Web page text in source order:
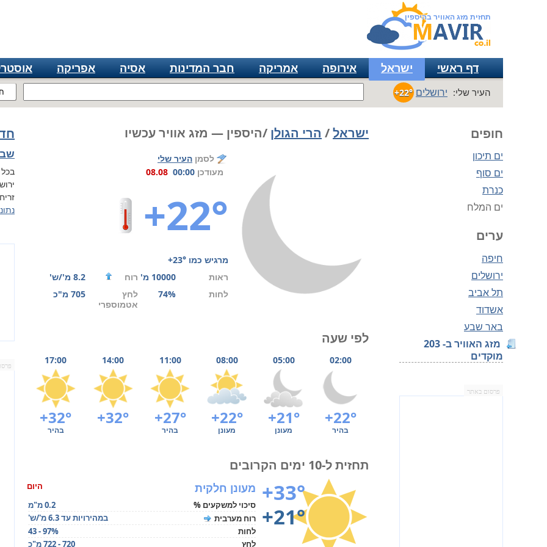
תחזית מזג האוויר בהיספין
דף ראשי ישראל אירופה אמריקה חבר המדינות אסיה אפריקה
העיר שלי: ירושלים +22°
חופים
ים תיכון
ים סוף
כנרת
ים המלח
ערים
חיפה
ירושלים
תל אביב
אשדוד
באר שבע
מזג האוויר ב- 203
מוקדים
פרסום באתר
ישראל/ הרי הגולן /היספין — מזג אוויר עכשיו
לסמן העיר שלי
מעודכן 00:00
08.08
+22°
מרגיש כמו +23°
ראות
10000 מ' רוח
8.2 מ'/ש'
לחות
74%
לחץ
אטמוספרי
705 מ"כ
לפי שעה
02:00
05:00
08:00
11:00
14:00
17:00
+22°
+21°
+22°
+27°
+32°
+32°
בהיר מעונן מעונן בהיר בהיר
תחזית ל-10 ימים הקרובים
+33°
+21°
היום מעונן חלקית
סיכוי למשקעים %
0.2 מ"מ
רוח מערבית
במהירויות עד 6.3 מ'/ש'
לחות
43 - 97%
לחץ
720 - 722 מ"כ
שבת, 8
זריחה ב